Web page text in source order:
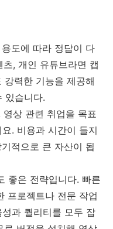
도에 따라 정답이 다
, 개인 유튜브라면 캡
강력한 기능을 제공해
있습니다.
상 관련 취업을 목표
. 비용과 시간이 들지
적으로 큰 자산이 됩
좋은 전략입니다. 빠른
프로젝트나 전문 작업
과 퀄리티를 모두 잡